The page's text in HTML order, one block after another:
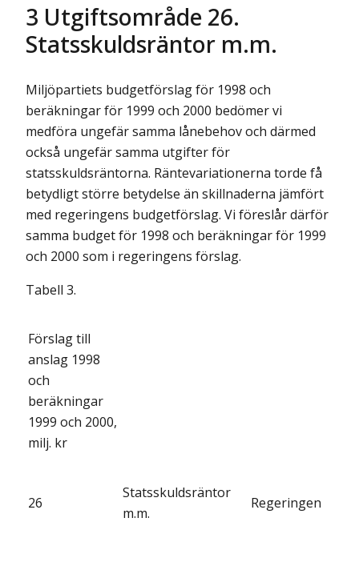
3 Utgiftsområde 26.
Statsskuldsräntor m.m.
Miljöpartiets budgetförslag för 1998 och
beräkningar för 1999 och 2000 bedömer vi
medföra ungefär samma lånebehov och därmed
också ungefär samma utgifter för
statsskuldsräntorna. Räntevariationerna torde få
betydligt större betydelse än skillnaderna jämfört
med regeringens budgetförslag. Vi föreslår därför
samma budget för 1998 och beräkningar för 1999
och 2000 som i regeringens förslag.
Tabell 3.
Förslag till
anslag 1998
och
beräkningar
1999 och 2000,
milj. kr
26
Statsskuldsräntor
m.m.
Regeringen